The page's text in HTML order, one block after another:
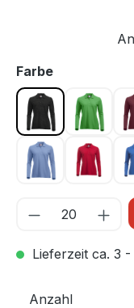
Farbeauswählen
Anthrazit
Hellblau 57Rot 35
Lieferzeit ca. 3 -
Anzahl